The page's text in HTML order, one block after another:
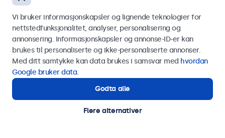
HDMI, DisplayPort, USB-C, VGA
Montering: bord, vegg
Ytre mål: 242 x 169 x 34 mm
4 399 kr
ekskl. MVA
Les mer
Send
Eller ring oss på
Kontakt våre spesialister.
Vi bruker informasjonskapsler og lignende teknologier for
nettstedfunksjonalitet, analyser, personalisering og
annonsering. Informasjonskapsler og annonse-ID-er kan
brukes til personaliserte og ikke-personaliserte annonser.
Med ditt samtykke kan data brukes i samsvar med hvordan
Google bruker data.
Godta alle
Flere alternativer